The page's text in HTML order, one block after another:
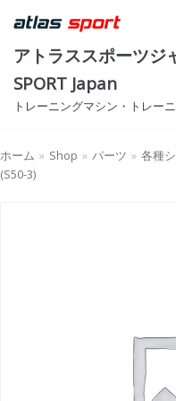
コ
テ
ン
ツ
ス
キ
アトラススポーツジ
SPORT Japan
トレーニングマシン・トレー
ホーム » Shop » パーツ » 各種
(S50-3)